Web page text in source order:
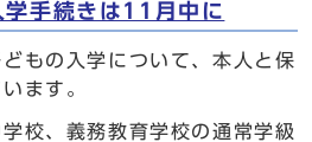
学手続きは11月中に
もの入学について、本人と保
ます。
校、義務教育学校の通常学級